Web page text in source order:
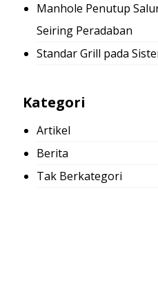
Manhole Penutup
Seiring Peradaban
Standar Grill pada
Kategori
Artikel
Berita
Tak Berkategori